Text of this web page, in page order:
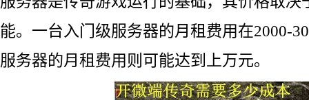
能。一台入门级服务器的月租费用在2000-
服务器的月租费用则可能达到上万元。